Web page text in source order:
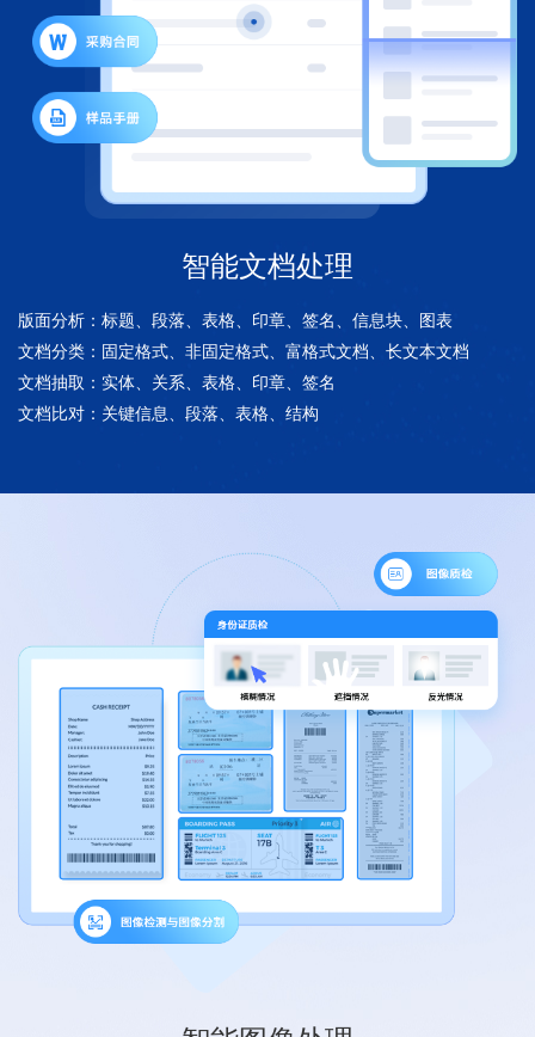
智能文档处理
版面分析：标题、段落、表格、印章、签名、信息块、图表
文档分类：固定格式、非固定格式、富格式文档、长文本文档
文档抽取：实体、关系、表格、印章、签名
文档比对：关键信息、段落、表格、结构